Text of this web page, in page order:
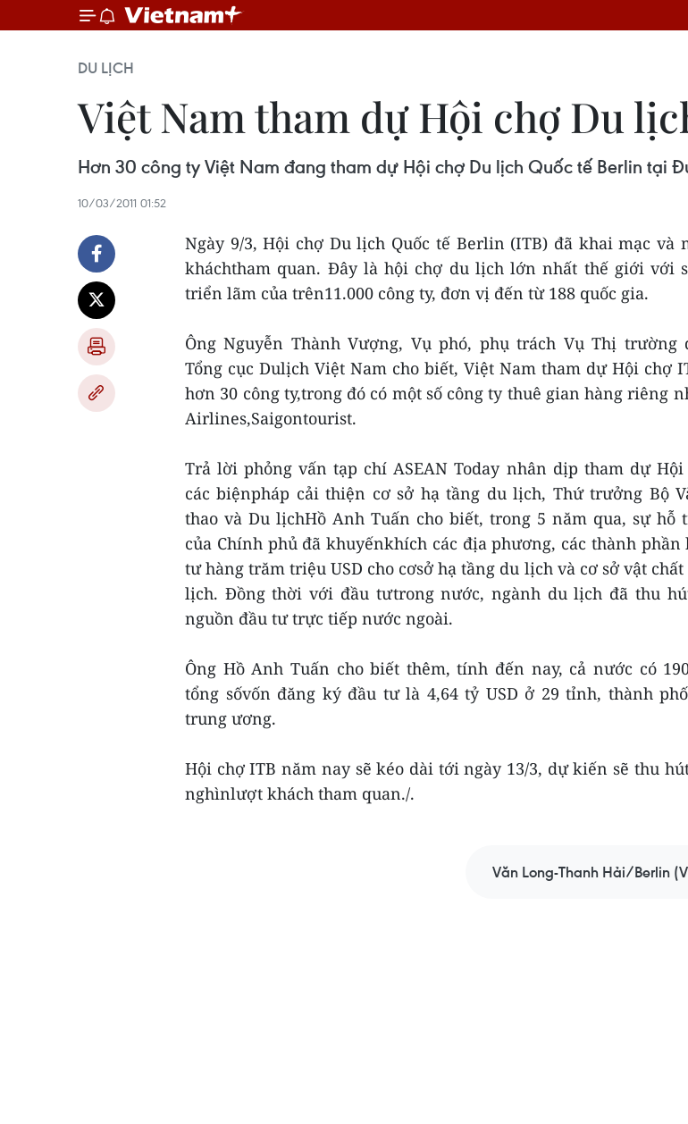
DU LỊCH
Việt Nam tham dự Hội chợ Du
Hơn 30 công ty Việt Nam đang tham dự Hội chợ Du lịch Quốc tế Berlin tại
10/03/2011 01:52
Ngày 9/3, Hội chợ Du lịch Quốc tế Berlin (ITB) đã khai mạc và
kháchtham quan. Đây là hội chợ du lịch lớn nhất thế giới với
triển lãm của trên11.000 công ty, đơn vị đến từ 188 quốc gia.
Ông Nguyễn Thành Vượng, Vụ phó, phụ trách Vụ Thị trường
Tổng cục Dulịch Việt Nam cho biết, Việt Nam tham dự Hội chợ
hơn 30 công ty,trong đó có một số công ty thuê gian hàng riêng
Airlines,Saigontourist.
Trả lời phỏng vấn tạp chí ASEAN Today nhân dịp tham dự Hội
các biệnpháp cải thiện cơ sở hạ tầng du lịch, Thứ trưởng Bộ
thao và Du lịchHồ Anh Tuấn cho biết, trong 5 năm qua, sự hỗ
của Chính phủ đã khuyếnkhích các địa phương, các thành
tư hàng trăm triệu USD cho cơsở hạ tầng du lịch và cơ sở vật
lịch. Đồng thời với đầu tưtrong nước, ngành du lịch đã thu
nguồn đầu tư trực tiếp nước ngoài.
Ông Hồ Anh Tuấn cho biết thêm, tính đến nay, cả nước có
tổng sốvốn đăng ký đầu tư là 4,64 tỷ USD ở 29 tỉnh, thành
trung ương.
Hội chợ ITB năm nay sẽ kéo dài tới ngày 13/3, dự kiến sẽ thu
nghìnlượt khách tham quan./.
Văn Long-Thanh Hải/Berlin